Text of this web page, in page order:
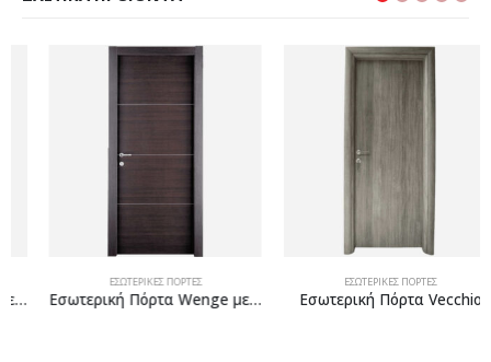
ΕΣΩΤΕΡΙΚΕΣ ΠΟΡΤΕΣ
Εσωτερική Πόρτα Wenge με inox
ΕΣΩΤΕΡΙΚΕΣ ΠΟΡΤΕΣ
Εσωτερική Πόρτα Vecchio